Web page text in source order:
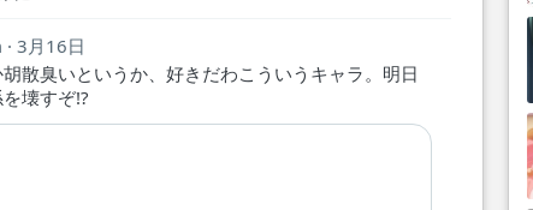
3月16日
散臭いというか、好きだわこういうキャラ。明日
壊すぞ!?